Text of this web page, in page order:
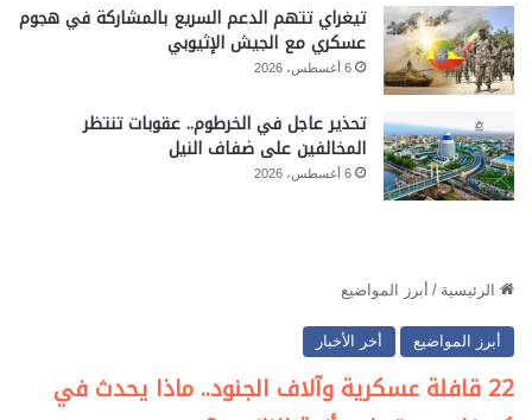
تيغراي تتهم الدعم السريع بالمشاركة في هجوم
عسكري مع الجيش الإثيوبي
6 أغسطس، 2026
تحذير عاجل في الخرطوم.. عقوبات تنتظر
المخالفين على ضفاف النيل
6 أغسطس، 2026